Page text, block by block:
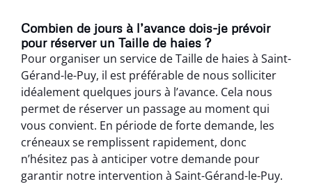
Combien de jours à l’avance dois-je prévoir
pour réserver un Taille de haies ?
Pour organiser un service de Taille de haies à Saint-
Gérand-le-Puy, il est préférable de nous solliciter
idéalement quelques jours à l’avance. Cela nous
permet de réserver un passage au moment qui
vous convient. En période de forte demande, les
créneaux se remplissent rapidement, donc
n’hésitez pas à anticiper votre demande pour
garantir notre intervention à Saint-Gérand-le-Puy.